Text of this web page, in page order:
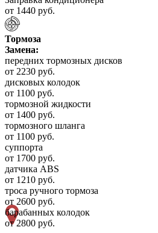
от 1440 руб.
Тормоза
Замена:
передних тормозных дисков
от 2230 руб.
дисковых колодок
от 1100 руб.
тормозной жидкости
от 1400 руб.
тормозного шланга
от 1100 руб.
суппорта
от 1700 руб.
датчика ABS
от 1210 руб.
троса ручного тормоза
от 2600 руб.
барабанных колодок
от 2800 руб.